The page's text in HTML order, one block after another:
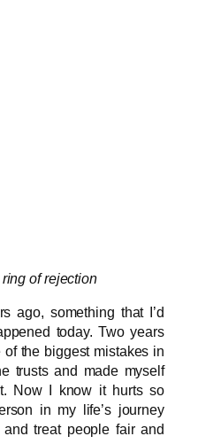
of rejection
ago, something that I’d
today. Two years
the biggest mistakes in
trusts and made myself
Now I know it hurts so
in my life’s journey
treat people fair and